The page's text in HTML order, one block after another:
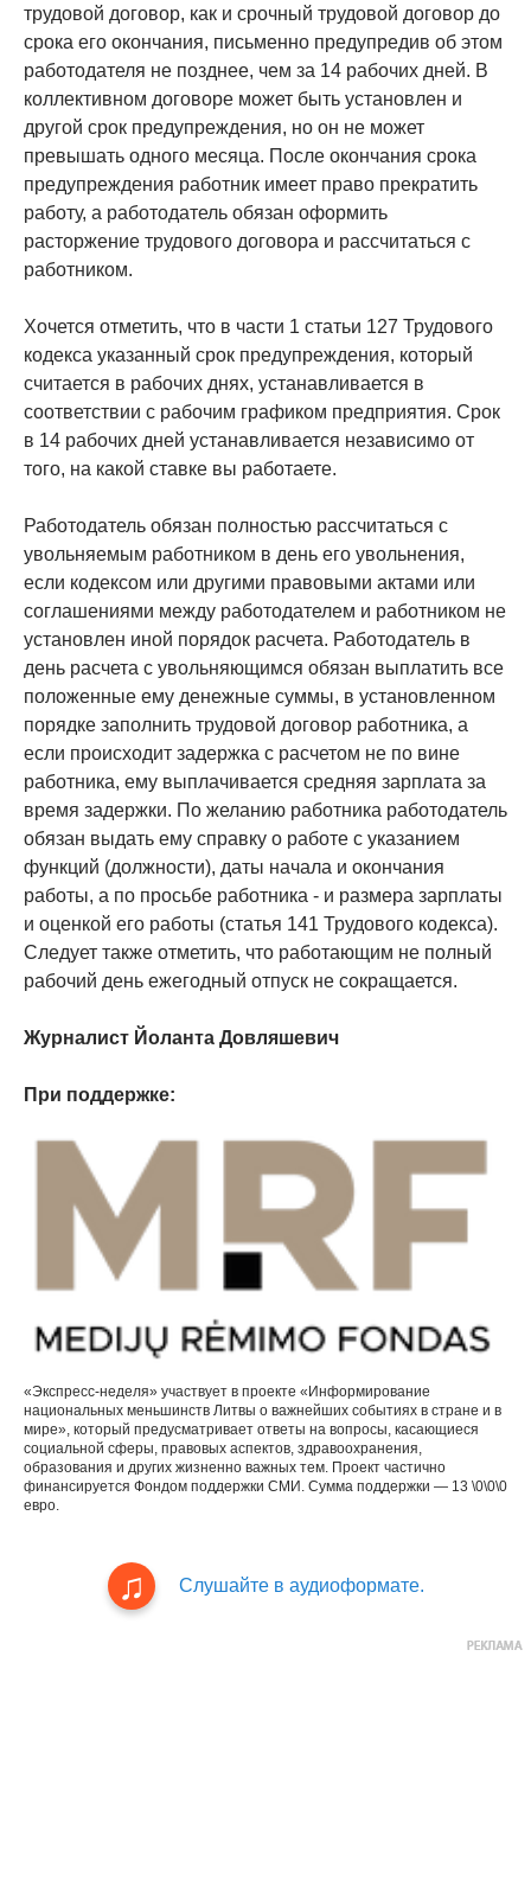
трудовой договор, как и срочный трудовой договор до
срока его окончания, письменно предупредив об этом
работодателя не позднее, чем за 14 рабочих дней. В
коллективном договоре может быть установлен и
другой срок предупреждения, но он не может
превышать одного месяца. После окончания срока
предупреждения работник имеет право прекратить
работу, а работодатель обязан оформить
расторжение трудового договора и рассчитаться с
работником.
Хочется отметить, что в части 1 статьи 127 Трудового
кодекса указанный срок предупреждения, который
считается в рабочих днях, устанавливается в
соответствии с рабочим графиком предприятия. Срок
в 14 рабочих дней устанавливается независимо от
того, на какой ставке вы работаете.
Работодатель обязан полностью рассчитаться с
увольняемым работником в день его увольнения,
если кодексом или другими правовыми актами или
соглашениями между работодателем и работником не
установлен иной порядок расчета. Работодатель в
день расчета с увольняющимся обязан выплатить все
положенные ему денежные суммы, в установленном
порядке заполнить трудовой договор работника, а
если происходит задержка с расчетом не по вине
работника, ему выплачивается средняя зарплата за
время задержки. По желанию работника работодатель
обязан выдать ему справку о работе с указанием
функций (должности), даты начала и окончания
работы, а по просьбе работника - и размера зарплаты
и оценкой его работы (статья 141 Трудового кодекса).
Следует также отметить, что работающим не полный
рабочий день ежегодный отпуск не сокращается.
Журналист Йоланта Довляшевич
При поддержке:
«Экспресс-неделя» участвует в проекте «Информирование
национальных меньшинств Литвы о важнейших событиях в стране и в
мире», который предусматривает ответы на вопросы, касающиеся
социальной сферы, правовых аспектов, здравоохранения,
образования и других жизненно важных тем. Проект частично
финансируется Фондом поддержки СМИ. Сумма поддержки — 13 \0\0\0
евро.
Слушайте в аудиоформате.